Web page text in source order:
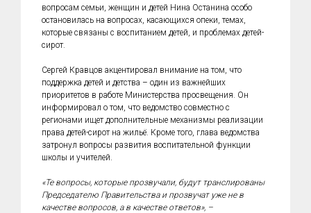
вопросам семьи, женщин и детей Нина Останина особо
остановилась на вопросах, касающихся опеки, темах,
которые связаны с воспитанием детей, и проблемах детей-
сирот.
Сергей Кравцов акцентировал внимание на том, что
поддержка детей и детства – один из важнейших
приоритетов в работе Министерства просвещения. Он
информировал о том, что ведомство совместно с
регионами ищет дополнительные механизмы реализации
права детей-сирот на жильё. Кроме того, глава ведомства
затронул вопросы развития воспитательной функции
школы и учителей.
«Те вопросы, которые прозвучали, будут транслированы
Председателю Правительства и прозвучат уже не в
качестве вопросов, а в качестве ответов», –